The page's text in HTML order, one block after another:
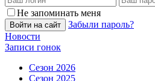
Не запоминать меня
Войти на сайт
Забыли пароль?
Новости
Записи гонок
Сезон 2026
Сезон 2025